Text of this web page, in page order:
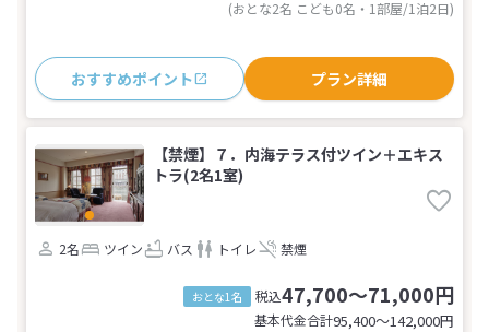
(おとな2名 こども0名・1部屋/1泊2日)
おすすめポイント プラン詳細
【禁煙】７．内海テラス付ツイン＋エキス
トラ(2名1室)
2名 ツイン バス トイレ 禁煙
おとな1名 税込47,700～71,000円
基本代金合計95,400〜142,000円